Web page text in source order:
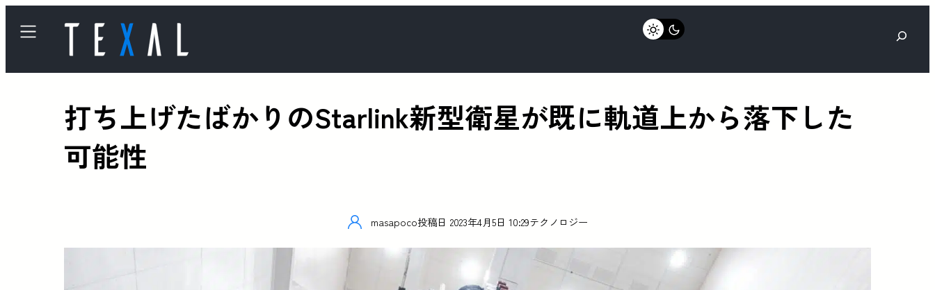
検
打ち上げたばかりのStarlink新型衛星が既に軌道上から落下した
可能性
masapoco投稿日 2023年4月5日 10:29テクノロジー